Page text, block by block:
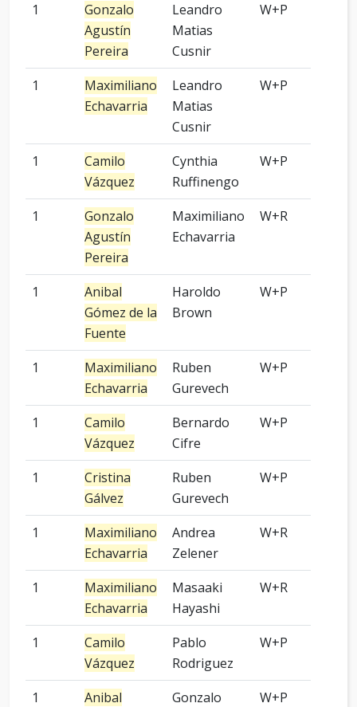
1
Gonzalo
Agustín
Pereira
Leandro
Matias
Cusnir
W+P
1
Maximiliano
Echavarria
Leandro
Matias
Cusnir
W+P
1
Camilo
Vázquez
Cynthia
Ruffinengo
W+P
1
Gonzalo
Agustín
Pereira
Maximiliano
Echavarria
W+R
1
Anibal
Gómez de la
Fuente
Haroldo
Brown
W+P
1
Maximiliano
Echavarria
Ruben
Gurevech
W+P
1
Camilo
Vázquez
Bernardo
Cifre
W+P
1
Cristina
Gálvez
Ruben
Gurevech
W+P
1
Maximiliano
Echavarria
Andrea
Zelener
W+R
1
Maximiliano
Echavarria
Masaaki
Hayashi
W+R
1
Camilo
Vázquez
Pablo
Rodriguez
W+P
1
Anibal
Gonzalo
W+P